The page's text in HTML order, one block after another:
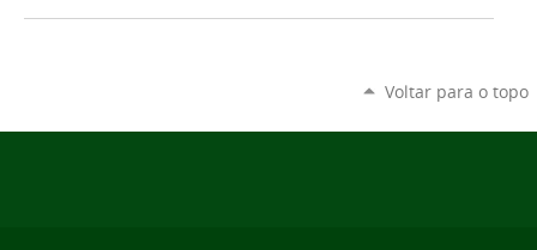
Voltar para o topo